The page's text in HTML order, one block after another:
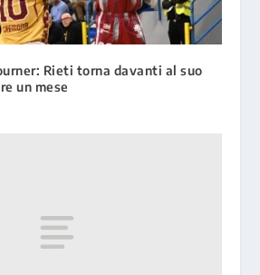
Rieti torna davanti al suo
un mese